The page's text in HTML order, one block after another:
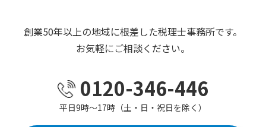
創業50年以上の地域に根差した税理士事務所です。
お気軽にご相談ください。
0120-346-446
平日9時～17時（土・日・祝日を除く）